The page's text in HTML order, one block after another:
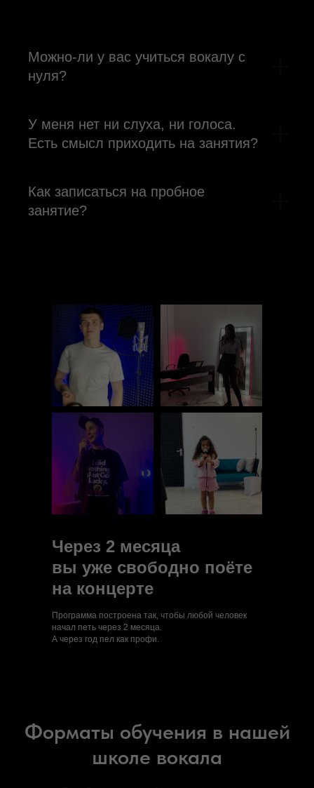
Можно-ли у вас учиться вокалу с
нуля?
У меня нет ни слуха, ни голоса.
Есть смысл приходить на занятия?
Как записаться на пробное
занятие?
Через 2 месяца
вы уже свободно поёте
на концерте
Программа построена так, чтобы любой человек
начал петь через 2 месяца.
А через год пел как профи.
Форматы обучения в нашей
школе вокала